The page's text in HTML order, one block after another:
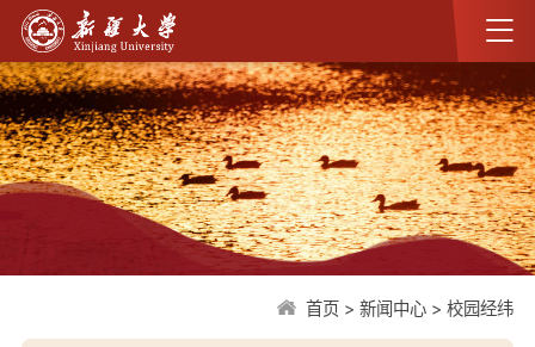
首页 >新闻中心 >校园经纬